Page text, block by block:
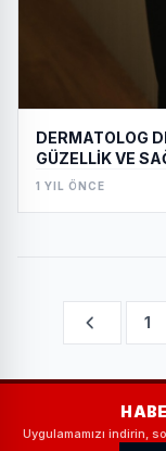
DERMATOLOG
GÜZELLİK VE
1 YIL ÖNCE
1
Uygulamamızı indirin,